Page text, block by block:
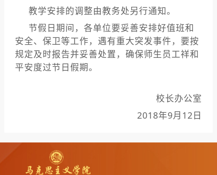
教学安排的调整由教务处另行通知。
节假日期间，各单位要妥善安排好值班和
安全、保卫等工作，遇有重大突发事件，要按
规定及时报告并妥善处置，确保师生员工祥和
平安度过节日假期。
校长办公室
2018年9月12日